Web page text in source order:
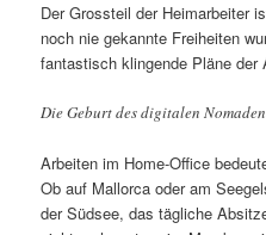
Der Grossteil der Heimarbeiter
noch nie gekannte Freiheiten
fantastisch klingende Pläne der
Die Geburt des digitalen Nomaden
Arbeiten im Home-Office
Ob auf Mallorca oder am
der Südsee, das tägliche